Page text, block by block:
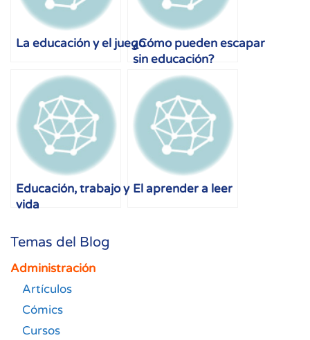
La educación y el juego¿Cómo pueden escapar
sin educación?
Educación, trabajo y
vida
El aprender a leer
Temas del Blog
Administración
Artículos
Cómics
Cursos